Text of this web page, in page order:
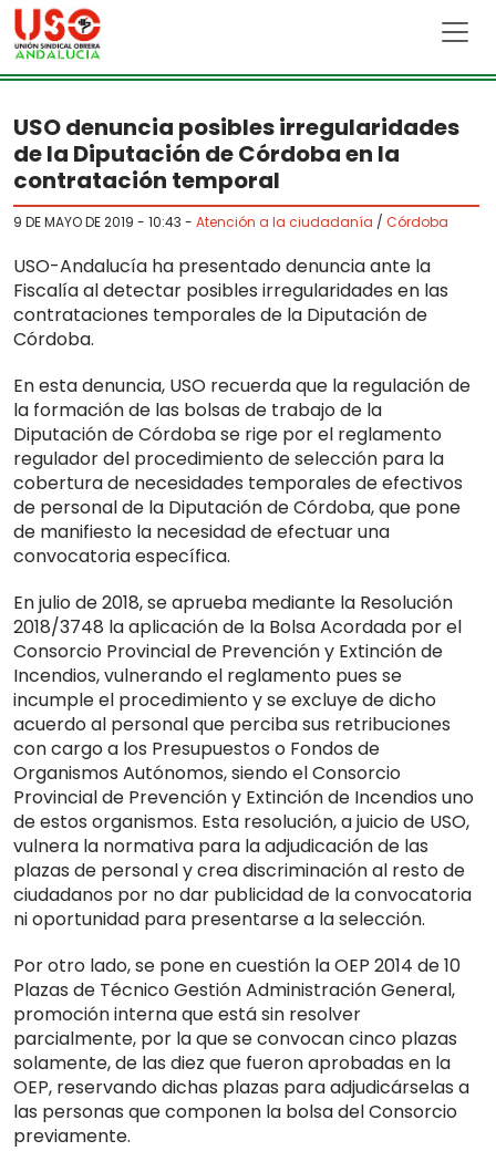
Skip to main content
USO denuncia posibles irregularidades
de la Diputación de Córdoba en la
contratación temporal
9 DE MAYO DE 2019 - 10:43 - Atención a la ciudadanía / Córdoba
USO-Andalucía ha presentado denuncia ante la
Fiscalía al detectar posibles irregularidades en las
contrataciones temporales de la Diputación de
Córdoba.
En esta denuncia, USO recuerda que la regulación de
la formación de las bolsas de trabajo de la
Diputación de Córdoba se rige por el reglamento
regulador del procedimiento de selección para la
cobertura de necesidades temporales de efectivos
de personal de la Diputación de Córdoba, que pone
de manifiesto la necesidad de efectuar una
convocatoria específica.
En julio de 2018, se aprueba mediante la Resolución
2018/3748 la aplicación de la Bolsa Acordada por el
Consorcio Provincial de Prevención y Extinción de
Incendios, vulnerando el reglamento pues se
incumple el procedimiento y se excluye de dicho
acuerdo al personal que perciba sus retribuciones
con cargo a los Presupuestos o Fondos de
Organismos Autónomos, siendo el Consorcio
Provincial de Prevención y Extinción de Incendios uno
de estos organismos. Esta resolución, a juicio de USO,
vulnera la normativa para la adjudicación de las
plazas de personal y crea discriminación al resto de
ciudadanos por no dar publicidad de la convocatoria
ni oportunidad para presentarse a la selección.
Por otro lado, se pone en cuestión la OEP 2014 de 10
Plazas de Técnico Gestión Administración General,
promoción interna que está sin resolver
parcialmente, por la que se convocan cinco plazas
solamente, de las diez que fueron aprobadas en la
OEP, reservando dichas plazas para adjudicárselas a
las personas que componen la bolsa del Consorcio
previamente.